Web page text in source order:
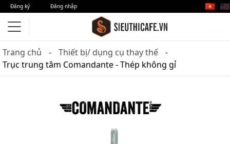
Đăng ký Đăng nhập 🇻🇳 🇺🇸
Trang chủ
Thiết bị/ dụng cụ thay thế
Trục trung tâm Comandante - Thép không gỉ